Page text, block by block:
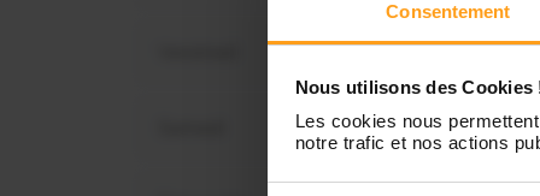
Consentement
Nous utilisons des Cookies
Les cookies nous
notre trafic et nos actions